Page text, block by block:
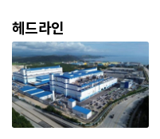
헤드라인